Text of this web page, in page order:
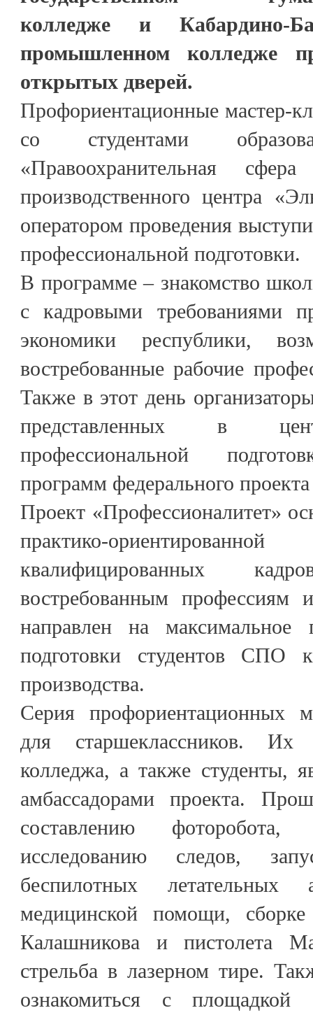
колледже и Кабардино-
промышленном колледже
открытых дверей.
Профориентационные мастер-
со студентами
«Правоохранительная
производственного центра
оператором проведения
профессиональной подготовки.
В программе – знакомство
с кадровыми требованиями
экономики республики,
востребованные рабочие
Также в этот день
представленных в
профессиональной
программ федерального
Проект «Профессионалитет»
практико-
квалифицированных
востребованным профессиям
направлен на максимальное
подготовки студентов СПО
производства.
Серия профориентационных
для старшеклассников. Их
колледжа, а также студенты,
амбассадорами проекта.
составлению фоторобота,
исследованию следов,
беспилотных летательных
медицинской помощи, сборке
Калашникова и пистолета
стрельба в лазерном тире.
ознакомиться с площадкой